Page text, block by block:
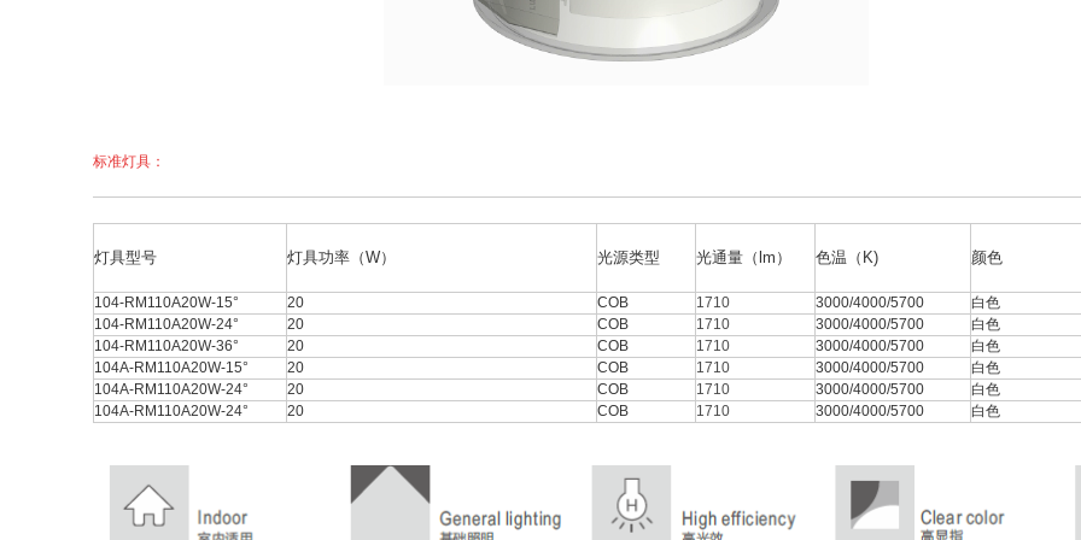
标准灯具 ：
灯具型号 灯具功率（W） 光源类型 光通量（lm） 色温（K) 颜色
104-RM110A20W-15° 20 COB 1710 3000/4000/5700
白色
104-RM110A20W-24° 20 COB 1710 3000/4000/5700
白色
104-RM110A20W-36° 20 COB 1710 3000/4000/5700
白色
104A-RM110A20W-15°
20 COB 1710 3000/4000/5700
白色
104A-RM110A20W-24° 20 COB 1710 3000/4000/5700
白色
104A-RM110A20W-24° 20 COB 1710 3000/4000/5700 白色